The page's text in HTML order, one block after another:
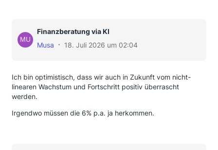
Finanzberatung via KI
Musa
18. Juli 2026 um 02:04
Ich bin optimistisch, dass wir auch in Zukunft vom nicht-
linearen Wachstum und Fortschritt positiv überrascht
werden.
Irgendwo müssen die 6% p.a. ja herkommen.